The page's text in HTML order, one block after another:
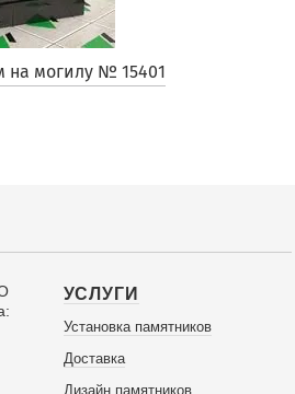
на могилу № 15401
УСЛУГИ
Установка памятников
Доставка
Дизайн памятников